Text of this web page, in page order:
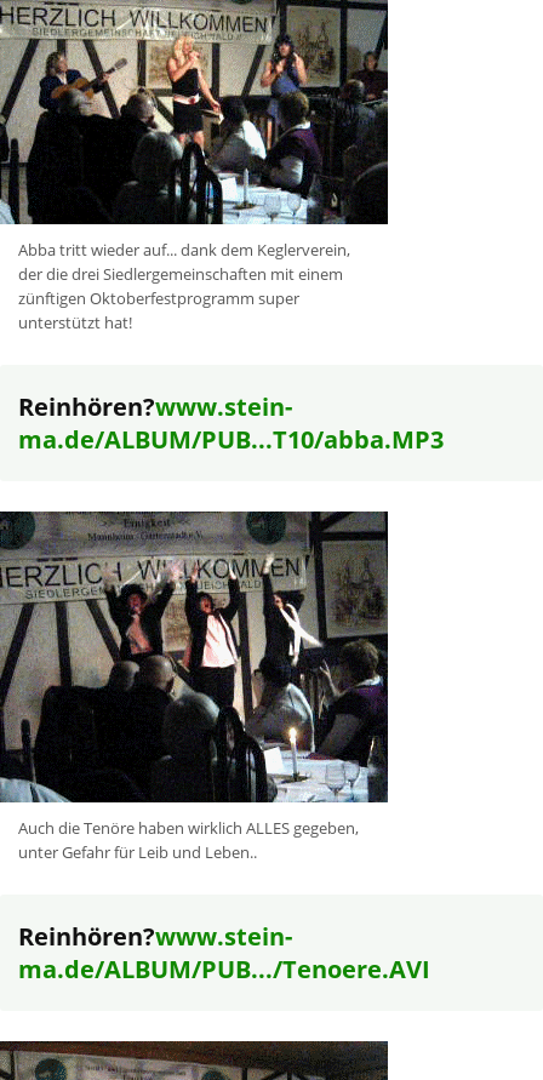
Abba tritt wieder auf... dank dem Keglerverein,
der die drei Siedlergemeinschaften mit einem
zünftigen Oktoberfestprogramm super
unterstützt hat!
Reinhören?www.stein-
ma.de/ALBUM/PUB...T10/abba.MP3
Auch die Tenöre haben wirklich ALLES gegeben,
unter Gefahr für Leib und Leben..
Reinhören?www.stein-
ma.de/ALBUM/PUB.../Tenoere.AVI